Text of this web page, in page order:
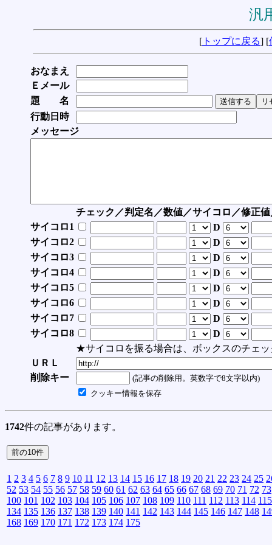
汎
[ トップに戻る] [
おなまえ
Ｅメール
題 名
行動日時
メッセージ
チェック／判定名／数値／サイコロ／修正
サイコロ1
D
サイコロ2
D
サイコロ3
D
サイコロ4
D
サイコロ5
D
サイコロ6
D
サイコロ7
D
サイコロ8
D
★サイコロを振る場合は、ボックスのチェッ
ＵＲＬ
削除キー
(記事の削除用。英数字で8文字以内)
クッキー情報を保存
1742件の記事があります。
1 2 3 4 5 6 7 8 9 10 11 12 13 14 15 16 17 18 19 20 21 22 23 24 25
52 53 54 55 56 57 58 59 60 61 62 63 64 65 66 67 68 69 70 71 72 73
100 101 102 103 104 105 106 107 108 109 110 111 112 113 114 115
134 135 136 137 138 139 140 141 142 143 144 145 146 147 148
168 169 170 171 172 173 174 175